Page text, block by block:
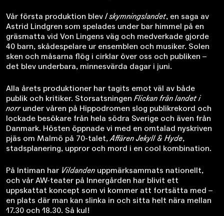
Vår första produktion blev I skymningslandet, en saga av
Astrid Lindgren som spelades under bar himmel på en
gräsmatta vid Von Lingens väg och medverkade gjorde
40 barn, skådespelare ur ensemblen och musiker. Solen
sken och måsarna flög i cirklar över oss och publiken –
det blev underbara, minnesvärda dagar i juni.
Alla årets produktioner har tagits emot väl av både
publik och kritiker. Storsatsningen Flickan från landet i
norrunder våren på Hippodromen slog publikrekord och
lockade besökare från hela södra Sverige och även från
Danmark. Hösten öppnade vi med en omtalad nyskriven
pjäs om Malmö på 70-talet,Affären Jekyll & Hyde,
stadsplanering, uppror och mord i en cool kombination.
På Intiman har Vildanden uppmärksammats nationellt,
och vår AW-teater på Innergården har blivit ett
uppskattat koncept som vi kommer att fortsätta med –
en plats där man kan slinka in och sitta helt nära mellan
17.30 och 18.30. Så kul!